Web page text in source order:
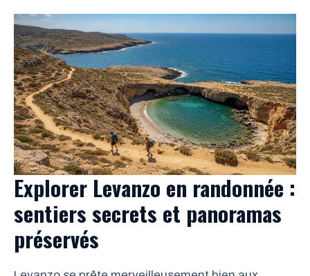
Explorer Levanzo en randonnée :
sentiers secrets et panoramas
préservés